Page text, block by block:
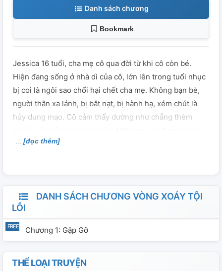
Danh sách chương
Bookmark
Jessica 16 tuổi, cha mẹ cô qua đời từ khi cô còn bé.
Hiện đang sống ở nhà dì của cô, lớn lên trong tuổi nhục
bị coi là ngôi sao chổi hại chết cha mẹ. Không bạn bè,
người thân xa lánh, bị bắt nạt, bị hành hạ, xém chút là
hủy dung mạo. Cô cảm thấy dường như chẳng thèm
của đời cột xuất hiện, làm thây đổi cái cuộc đời khốn khổ
[đọc thêm]
DANH SÁCH CHƯƠNG VÒNG XOÁY TỘI
LỖI
Chương 1: Gặp Gỡ
THỂ LOẠI TRUYỆN